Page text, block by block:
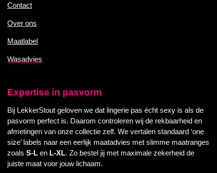
Contact
Over ons
Maatlabel
Wasadvies
Expertise in pasvorm
Bij LekkerStout geloven we dat lingerie pas écht sexy is als de
pasvorm perfect is. Daarom controleren wij de rekbaarheid en
afmetingen van onze collectie zelf. We vertalen standaard ‘one
size’ labels naar een eerlijk maatadvies met slimme maatranges
zoals S-L en L-XL. Zo bestel jij met maximale zekerheid de
juiste maat voor jouw lichaam.